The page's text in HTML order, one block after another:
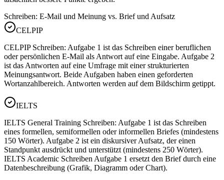
Schreiben: E-Mail und Meinung vs. Brief und Aufsatz
CELPIP
CELPIP Schreiben: Aufgabe 1 ist das Schreiben einer beruflichen
oder persönlichen E-Mail als Antwort auf eine Eingabe. Aufgabe 2
ist das Antworten auf eine Umfrage mit einer strukturierten
Meinungsantwort. Beide Aufgaben haben einen geforderten
Wortanzahlbereich. Antworten werden auf dem Bildschirm getippt.
IELTS
IELTS General Training Schreiben: Aufgabe 1 ist das Schreiben
eines formellen, semiformellen oder informellen Briefes (mindestens
150 Wörter). Aufgabe 2 ist ein diskursiver Aufsatz, der einen
Standpunkt ausdrückt und unterstützt (mindestens 250 Wörter).
IELTS Academic Schreiben Aufgabe 1 ersetzt den Brief durch eine
Datenbeschreibung (Grafik, Diagramm oder Chart).